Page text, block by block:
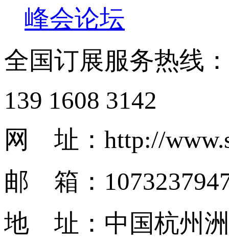
峰会论坛
全国订展服务热线：
139 1608 3142
网 址：http://
邮 箱：
地 址：中国杭州